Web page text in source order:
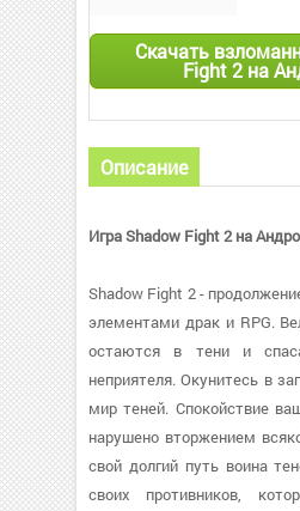
Скачать
Fight 2 на
Описание
Игра Shadow Fight 2 на
Shadow Fight 2 -
элементами драк и RPG.
остаются в тени и
неприятеля. Окунитесь в
мир теней. Спокойствие
нарушено вторжением
свой долгий путь воина
своих противников,